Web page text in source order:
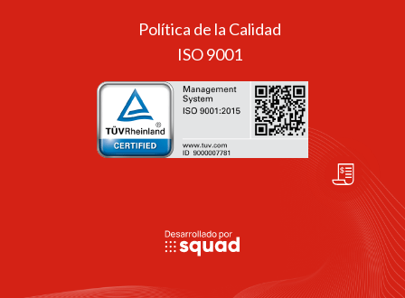
Política de la Calidad
ISO 9001